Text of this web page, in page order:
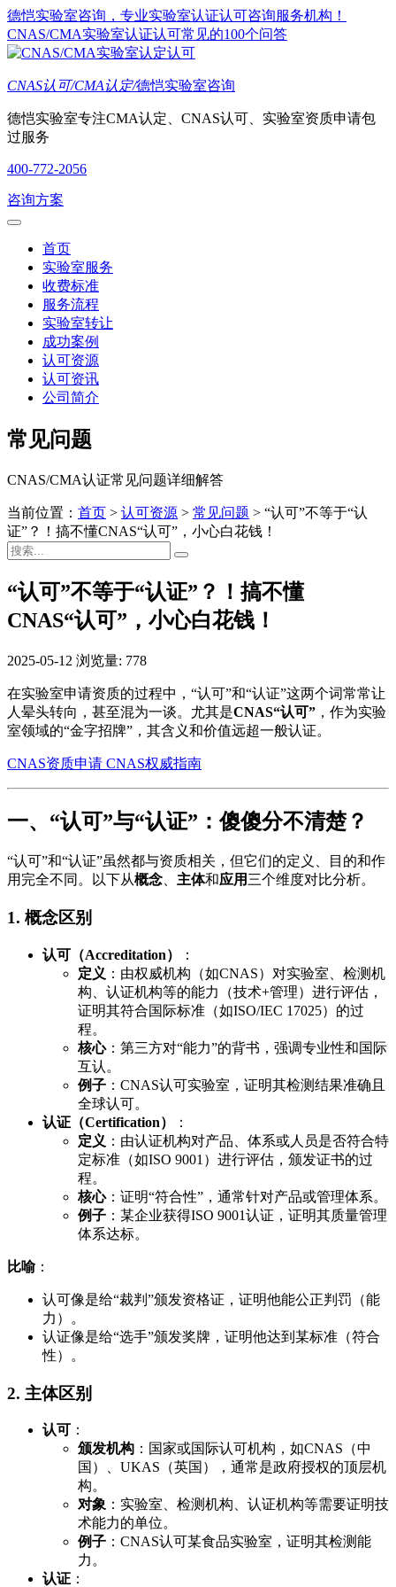
德恺实验室咨询，专业实验室认证认可咨询服务机构！
CNAS/CMA实验室认证认可常见的100个问答
CNAS认可/CMA认定/德恺实验室咨询
德恺实验室专注CMA认定、CNAS认可、实验室资质申请包
过服务
400-772-2056
咨询方案
首页
实验室服务
收费标准
服务流程
实验室转让
成功案例
认可资源
认可资讯
公司简介
常见问题
CNAS/CMA认证常见问题详细解答
当前位置： 首页 > 认可资源 > 常见问题 > “认可”不等于“认
证”？！搞不懂CNAS“认可”，小心白花钱！
“认可”不等于“认证”？！搞不懂
CNAS“认可”，小心白花钱！
2025-05-12 浏览量: 778
在实验室申请资质的过程中，“认可”和“认证”这两个词常常让
人晕头转向，甚至混为一谈。尤其是CNAS“认可” ，作为实验
室领域的“金字招牌”，其含义和价值远超一般认证。
CNAS资质申请 CNAS权威指南
一、“认可”与“认证”：傻傻分不清楚？
“认可”和“认证”虽然都与资质相关，但它们的定义、目的和作
用完全不同。以下从概念、 主体和应用三个维度对比分析。
1. 概念区别
认可（Accreditation）
：
定义 ：由权威机构（如CNAS）对实验室、检测机
构、认证机构等的能力（技术+管理）进行评估，
证明其符合国际标准（如ISO/IEC 17025）的过
程。
核心：第三方对“能力”的背书，强调专业性和国际
互认。
例子 ：CNAS认可实验室，证明其检测结果准确且
全球认可。
认证（Certification）
：
定义 ：由认证机构对产品、体系或人员是否符合特
定标准（如ISO 9001）进行评估，颁发证书的过
程。
核心：证明“符合性”，通常针对产品或管理体系。
例子 ：某企业获得ISO 9001认证，证明其质量管理
体系达标。
比喻：
认可像是给“裁判”颁发资格证，证明他能公正判罚（能
力）。
认证像是给“选手”颁发奖牌，证明他达到某标准（符合
性）。
2. 主体区别
认可 ：
颁发机构 ：国家或国际认可机构，如CNAS（中
国）、UKAS（英国），通常是政府授权的顶层机
构。
对象 ：实验室、检测机构、认证机构等需要证明技
术能力的单位。
例子 ：CNAS认可某食品实验室，证明其检测能
力。
认证 ：